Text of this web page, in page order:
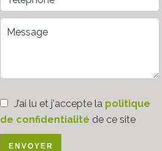
J’ai lu et j'accepte la politique
de confidentialité de ce site
ENVOYER